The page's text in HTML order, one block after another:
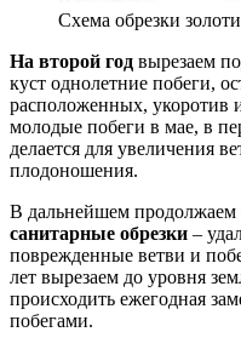
Схема обрезки
На второй год вырезаем
куст однолетние побеги,
расположенных, укоротив
молодые побеги в мае, в
делается для увеличения
плодоношения.
В дальнейшем продолжаем
санитарные обрезки –
поврежденные ветви и
лет вырезаем до уровня
происходить ежегодная
побегами.